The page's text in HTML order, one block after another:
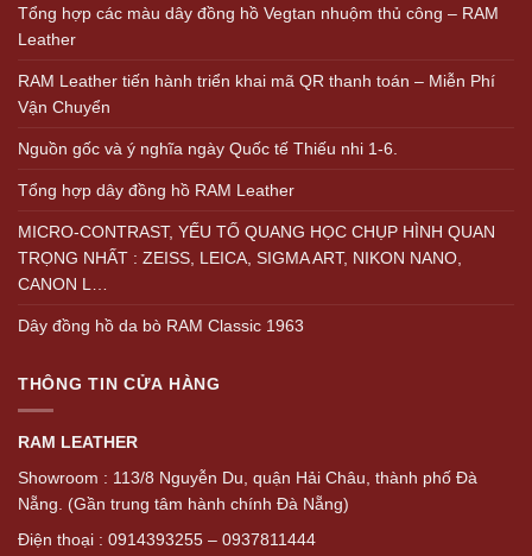
Tổng hợp các màu dây đồng hồ Vegtan nhuộm thủ công – RAM
Leather
RAM Leather tiến hành triển khai mã QR thanh toán – Miễn Phí
Vận Chuyển
Nguồn gốc và ý nghĩa ngày Quốc tế Thiếu nhi 1-6.
Tổng hợp dây đồng hồ RAM Leather
MICRO-CONTRAST, YẾU TỐ QUANG HỌC CHỤP HÌNH QUAN
TRỌNG NHẤT : ZEISS, LEICA, SIGMA ART, NIKON NANO,
CANON L…
Dây đồng hồ da bò RAM Classic 1963
THÔNG TIN CỬA HÀNG
RAM LEATHER
Showroom : 113/8 Nguyễn Du, quận Hải Châu, thành phố Đà
Nẵng. (Gần trung tâm hành chính Đà Nẵng)
Điện thoại : 0914393255 – 0937811444